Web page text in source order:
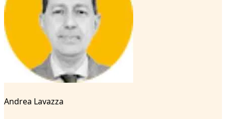
Andrea Lavazza